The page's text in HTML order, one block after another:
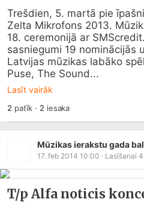
Trešdien, 5. martā pie
Zelta Mikrofons 2013.
18. ceremonijā ar
sasniegumi 19 nominācijās
Latvijas mūzikas labāko
Puse, The Sound...
Lasīt vairāk
2 patīk · 2 iesaka
Mūzikas ierakstu gada
17. feb 2014 10:00 · Lasīšanai 4
T/p Alfa noticis